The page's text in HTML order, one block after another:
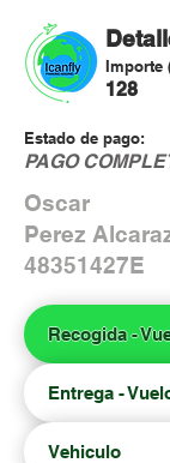
Importe
128
Estado de pago:
PAGO
Oscar
Perez
48351427E
Recogida -
Entrega -
Vehiculo